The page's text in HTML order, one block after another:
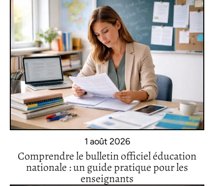
1 août 2026
Comprendre le bulletin officiel éducation
nationale : un guide pratique pour les
enseignants